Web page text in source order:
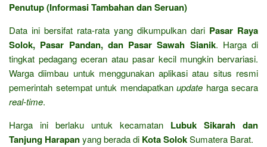
Penutup (Informasi Tambahan dan Seruan)
Data ini bersifat rata-rata yang dikumpulkan dari Pasar Raya
Solok, Pasar Pandan, dan Pasar Sawah Sianik. Harga di
tingkat pedagang eceran atau pasar kecil mungkin bervariasi.
Warga diimbau untuk menggunakan aplikasi atau situs resmi
pemerintah setempat untuk mendapatkan update harga secara
real-time.
Harga ini berlaku untuk kecamatan Lubuk Sikarah dan
Tanjung Harapanyang berada di Kota SolokSumatera Barat.